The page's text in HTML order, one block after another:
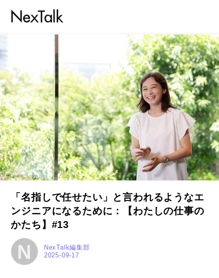
「名指しで任せたい」と言われるようなエ
ンジニアになるために：【わたしの仕事の
かたち】#13
N 2025-09-17
NexTalk編集部